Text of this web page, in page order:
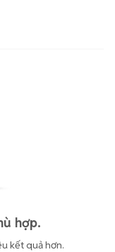
hợp.
kết quả hơn.